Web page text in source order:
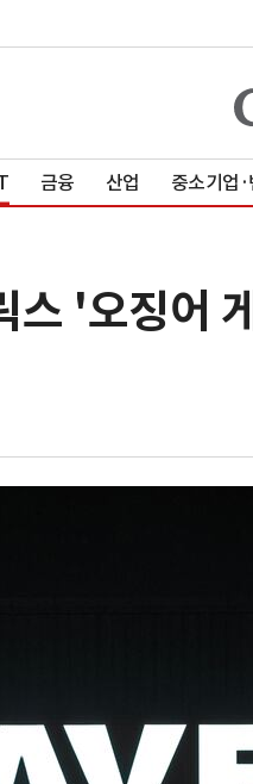
금융 산업 중소기업·
스 '오징어